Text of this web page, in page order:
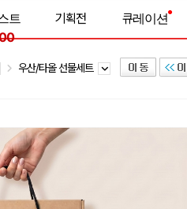
1 선풍기
트
기획전 큐레이션
우산/타올 선물세트